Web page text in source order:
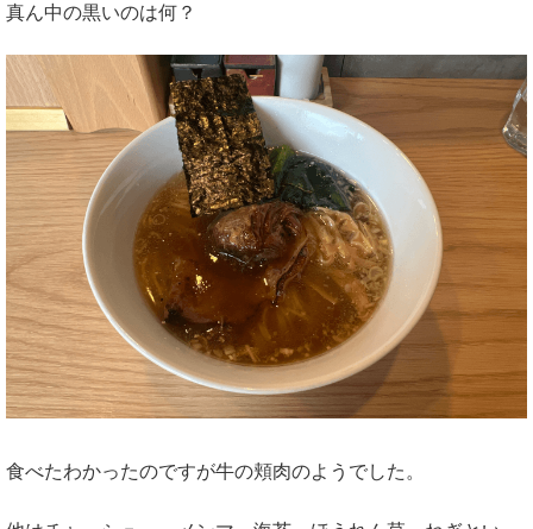
真ん中の黒いのは何？
食べたわかったのですが牛の頬肉のようでした。